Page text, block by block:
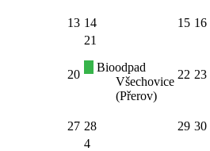
13 14 15 16
20
21
Bioodpad
Všechovice
(Přerov)
22 23
27 28 29 30
4